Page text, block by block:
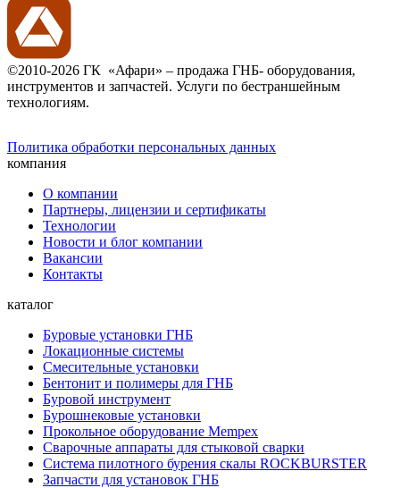
©2010-2026 ГК «Афари» – продажа ГНБ- оборудования,
инструментов и запчастей. Услуги по бестраншейным
технологиям.
Политика обработки персональных данных
компания
О компании
Партнеры, лицензии и сертификаты
Технологии
Новости и блог компании
Вакансии
Контакты
каталог
Буровые установки ГНБ
Локационные системы
Смесительные установки
Бентонит и полимеры для ГНБ
Буровой инструмент
Бурошнековые установки
Прокольное оборудование Mempex
Сварочные аппараты для стыковой сварки
Система пилотного бурения скалы ROCKBURSTER
Запчасти для установок ГНБ